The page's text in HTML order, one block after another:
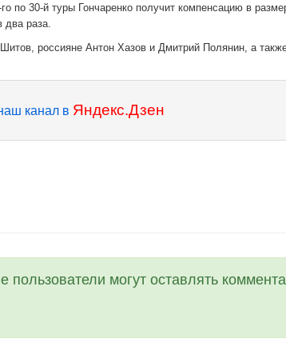
по 30-й туры Гончаренко получит компенсацию в
два раза.
россияне Антон Хазов и Дмитрий Полянин, а
канал в Яндекс.Дзен
пользователи могут оставлять